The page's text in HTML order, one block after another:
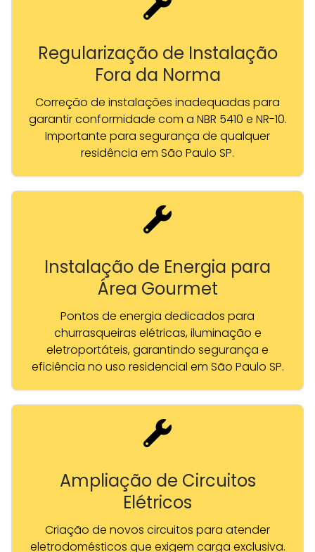
Regularização de Instalação
Fora da Norma
Correção de instalações inadequadas para
garantir conformidade com a NBR 5410 e NR-10.
Importante para segurança de qualquer
residência em São Paulo SP.
Instalação de Energia para
Área Gourmet
Pontos de energia dedicados para
churrasqueiras elétricas, iluminação e
eletroportáteis, garantindo segurança e
eficiência no uso residencial em São Paulo SP.
Ampliação de Circuitos
Elétricos
Criação de novos circuitos para atender
eletrodomésticos que exigem carga exclusiva.